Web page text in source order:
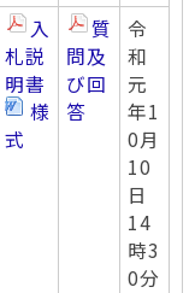
入
札説
明書
様
式
質
問及
び回
答
令
和
元
年1
0月
10
日
14
時3
0分